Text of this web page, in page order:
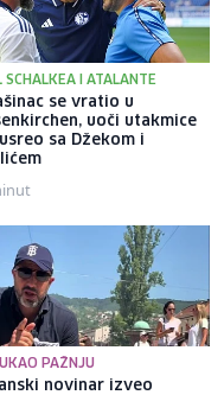
SCHALKEA I ATALANTE
se vratio u
uoči utakmice
sa Džekom i
PAŽNJU
novinar izveo